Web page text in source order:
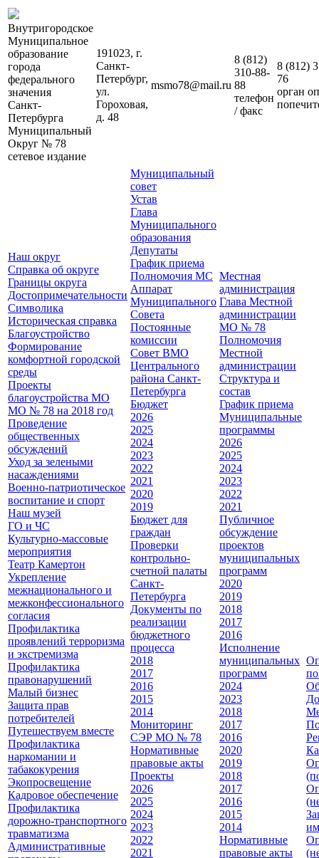
Внутригородское
Муниципальное
образование
города
федерального
значения
Санкт-
Петербурга
Муниципальный
Округ № 78
сетевое издание
191023, г.
Санкт-
Петербург,
ул.
Гороховая,
д. 48
msmo78@mail.ru
8 (812)
310-88-
88
телефон
/ факс
8 (812)
76
орган
Наш округ
Справка об округе
Границы округа
Достопримечательности
Символика
Историческая справка
Благоустройство
Формирование
комфортной городской
среды
Проекты
благоустройства МО
МО № 78 на 2018 год
Проведение
общественных
обсуждений
Уход за зелеными
насаждениями
Военно-патриотическое
воспитание и спорт
Наш музей
ГО и ЧС
Культурно-массовые
мероприятия
Театр Камертон
Укрепление
межнационального и
межконфессионального
согласия
Профилактика
проявлений терроризма
и экстремизма
Профилактика
правонарушений
Малый бизнес
Защита прав
потребителей
Путешествуем вместе
Профилактика
наркомании и
табакокурения
Экопросвещение
Кадровое обеспечение
Профилактика
дорожно-транспортного
травматизма
Административные
Муниципальный
совет
Устав
Глава
Муниципального
образования
Депутаты
График приема
Полномочия МС
Аппарат
Муниципального
Совета
Постоянные
комиссии
Совет ВМО
Центрального
района Санкт-
Петербурга
Бюджет
2026
2025
2024
2023
2022
2021
2020
2019
Бюджет для
граждан
Проверки
контрольно-
счетной палаты
Санкт-
Петербурга
Документы по
реализации
бюджетного
процесса
2018
2017
2016
2015
2014
Мониторинг
СЭР МО № 78
Нормативные
правовые акты
Проекты
2026
2025
2024
2023
2022
2021
Местная
администрация
Глава Местной
администрации
МО № 78
Полномочия
Местной
администрации
Cтруктура и
состав
График приема
Муниципальные
программы
2026
2025
2024
2023
2022
2021
Публичное
обсуждение
проектов
муниципальных
программ
2020
2019
2018
2017
2016
Исполнение
муниципальных
программ
2024
2023
2018
2017
2016
2020
2019
2018
2017
2016
2015
2014
Нормативные
правовые акты